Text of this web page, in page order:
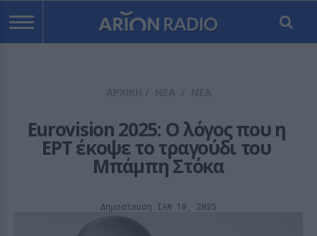
Eurovision 2025: Ο λόγος που η
ΕΡΤ έκοψε το τραγούδι του
Μπάμπη Στόκα
Δημοσίευση ΙΑΝ 10, 2025